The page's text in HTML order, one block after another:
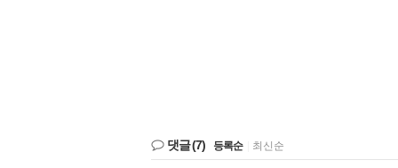
댓글(7) 등록순 최신순